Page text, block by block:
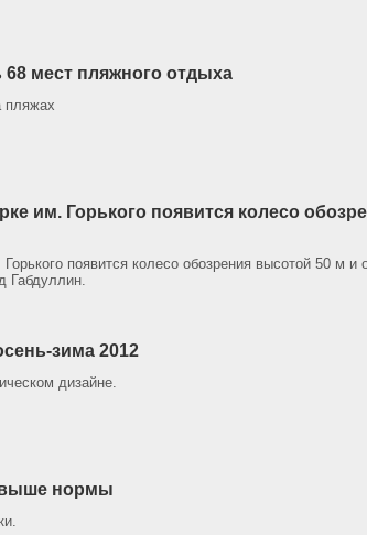
мест пляжного отдыха
пляжах
им. Горького появится колесо
появится колесо обозрения высотой 50 м и
Габдуллин.
зима 2012
дизайне.
выше нормы